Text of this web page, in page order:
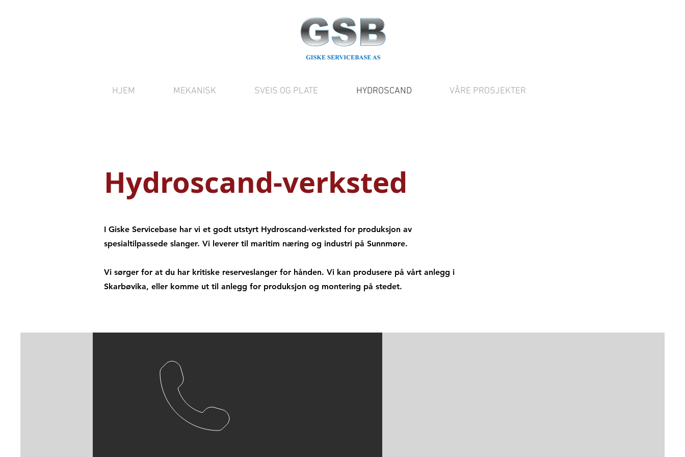
HJEM MEKANISK SVEIS OG PLATE HYDROSCAND VÅRE PROSJEKTER
Hydroscand-verksted
I Giske Servicebase har vi et godt utstyrt Hydroscand-verksted for produksjon av
spesialtilpassede slanger. Vi leverer til maritim næring og industri på Sunnmøre.
Vi sørger for at du har kritiske reserveslanger for hånden. Vi kan produsere på vårt anlegg i
Skarbøvika, eller komme ut til anlegg for produksjon og montering på stedet.